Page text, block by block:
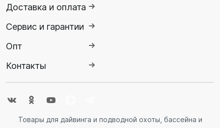
Доставка и оплата
Сервис и гарантии
Опт
Контакты
Товары для дайвинга и подводной охоты, бассейна и